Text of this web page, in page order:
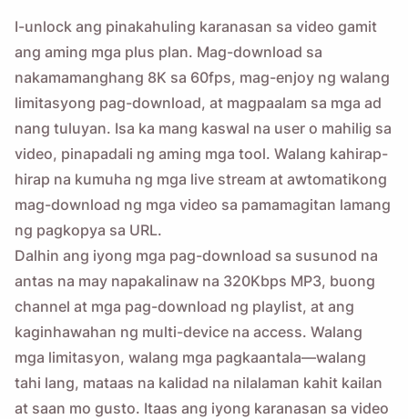
I-unlock ang pinakahuling karanasan sa video gamit
ang aming mga plus plan. Mag-download sa
nakamamanghang 8K sa 60fps, mag-enjoy ng walang
limitasyong pag-download, at magpaalam sa mga ad
nang tuluyan. Isa ka mang kaswal na user o mahilig sa
video, pinapadali ng aming mga tool. Walang kahirap-
hirap na kumuha ng mga live stream at awtomatikong
mag-download ng mga video sa pamamagitan lamang
ng pagkopya sa URL.
Dalhin ang iyong mga pag-download sa susunod na
antas na may napakalinaw na 320Kbps MP3, buong
channel at mga pag-download ng playlist, at ang
kaginhawahan ng multi-device na access. Walang
mga limitasyon, walang mga pagkaantala—walang
tahi lang, mataas na kalidad na nilalaman kahit kailan
at saan mo gusto. Itaas ang iyong karanasan sa video